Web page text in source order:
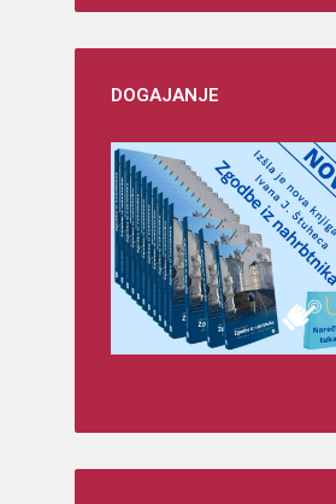
DOGAJANJE